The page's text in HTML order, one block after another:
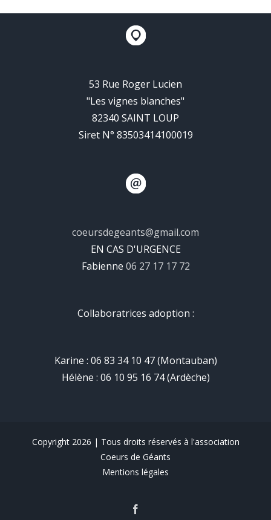
53 Rue Roger Lucien
"Les vignes blanches"
82340 SAINT LOUP
Siret N° 83503414100019
coeursdegeants@gmail.com
EN CAS D'URGENCE
Fabienne 06 27 17 17 72
Collaboratrices adoption :
Karine : 06 83 34 10 47 (Montauban)
Hélène : 06 10 95 16 74 (Ardèche)
Copyright 2026 | Tous droits réservés à l'association
Coeurs de Géants
Mentions légales